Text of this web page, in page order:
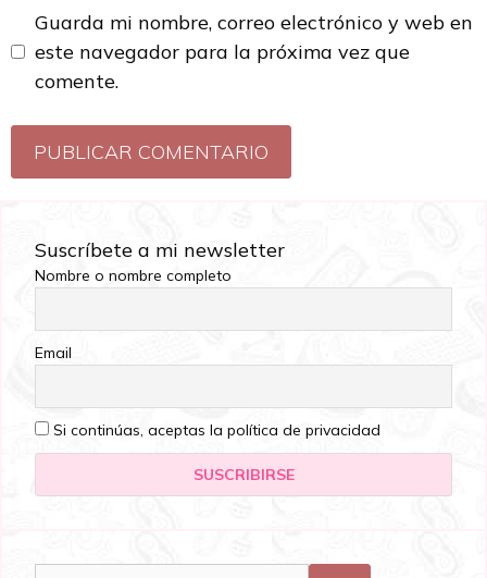
Guarda mi nombre, correo electrónico y web en
este navegador para la próxima vez que
comente.
Suscríbete a mi newsletter
Nombre o nombre completo
Email
Si continúas, aceptas la política de privacidad